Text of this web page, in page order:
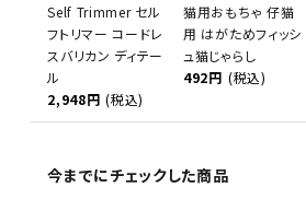
Self Trimmer セル
フトリマー コードレ
スバリカン ディテー
ル
2,948円 (税込)
猫用おもちゃ 仔猫
用 はがためフィッシ
ュ猫じゃらし
492円 (税込)
今までにチェックした商品